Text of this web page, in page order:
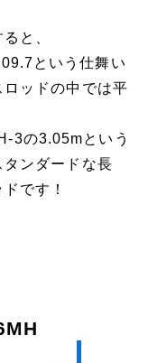
と、
という仕舞い
ッドの中では平
3の3.05mという
ンダードな長
です！